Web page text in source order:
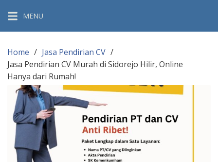
content
MENU
Home
Jasa Pendirian CV
Jasa Pendirian CV Murah di Sidorejo Hilir, Online
Hanya dari Rumah!